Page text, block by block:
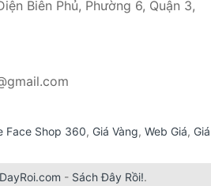
Biên Phủ, Phường 6, Quận 3,
Face Shop 360, Giá Vàng, Web Giá, Giá
- Sách Đây Rồi!.